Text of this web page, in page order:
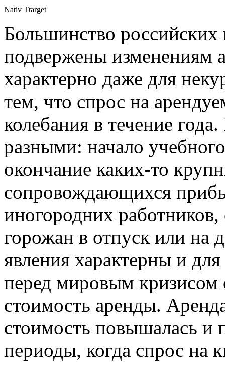
Nativ Ttarget
Большинство
подвержены изменениям
характерно даже для
тем, что спрос на
колебания в течение
разными: начало
окончание каких-то
сопровождающихся
иногородних
горожан в отпуск или на
явления характерны и
перед мировым кризисом
стоимость аренды.
стоимость повышалась и
периоды, когда спрос на